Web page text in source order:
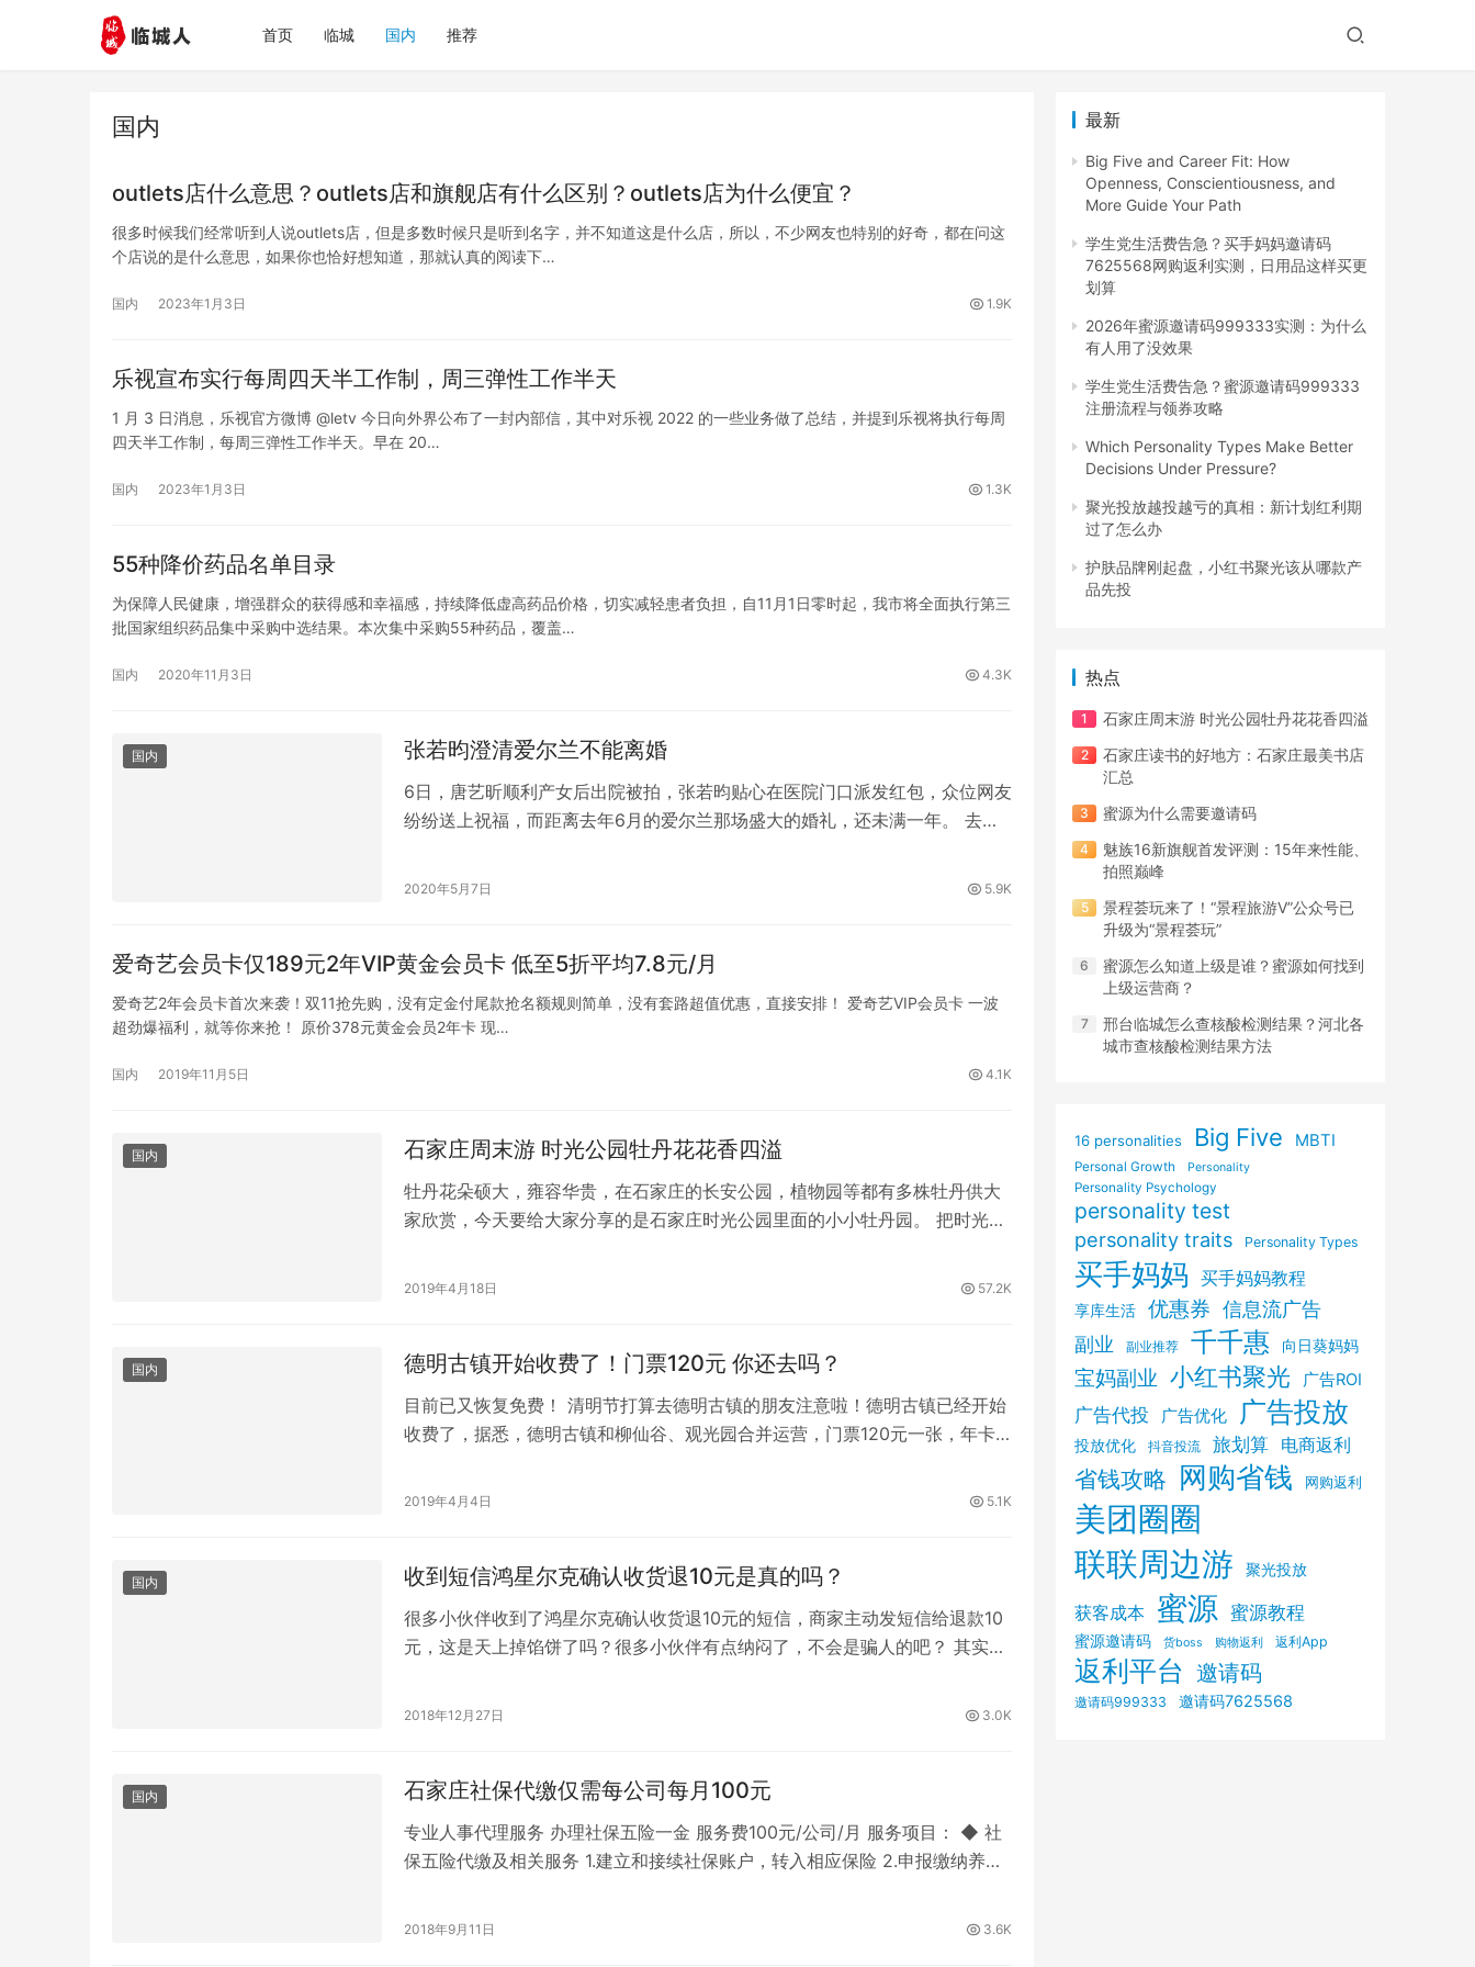
首页 临城 国内 推荐
国内
outlets店什么意思？outlets店和旗舰店有什么区别？outlets店为什么便宜？
很多时候我们经常听到人说outlets店，但是多数时候只是听到名字，并不知道这是什么店，所以，不少网友也特别的好奇，都在问这
个店说的是什么意思，如果你也恰好想知道，那就认真的阅读下…
国内 2023年1月3日 1.9K
乐视宣布实行每周四天半工作制，周三弹性工作半天
1 月 3 日消息，乐视官方微博 @letv 今日向外界公布了一封内部信，其中对乐视 2022 的一些业务做了总结，并提到乐视将执行每周
四天半工作制，每周三弹性工作半天。早在 20…
国内 2023年1月3日 1.3K
55种降价药品名单目录
为保障人民健康，增强群众的获得感和幸福感，持续降低虚高药品价格，切实减轻患者负担，自11月1日零时起，我市将全面执行第三
批国家组织药品集中采购中选结果。本次集中采购55种药品，覆盖…
国内 2020年11月3日 4.3K
国内 张若昀澄清爱尔兰不能离婚
6日，唐艺昕顺利产女后出院被拍，张若昀贴心在医院门口派发红包，众位网友
纷纷送上祝福，而距离去年6月的爱尔兰那场盛大的婚礼，还未满一年。 去年6
2020年5月7日 5.9K
爱奇艺会员卡仅189元2年VIP黄金会员卡 低至5折平均7.8元/月
爱奇艺2年会员卡首次来袭！双11抢先购，没有定金付尾款抢名额规则简单，没有套路超值优惠，直接安排！ 爱奇艺VIP会员卡 一波
超劲爆福利，就等你来抢！ 原价378元黄金会员2年卡 现…
国内 2019年11月5日 4.1K
国内 石家庄周末游 时光公园牡丹花花香四溢
牡丹花朵硕大，雍容华贵，在石家庄的长安公园，植物园等都有多株牡丹供大
家欣赏，今天要给大家分享的是石家庄时光公园里面的小小牡丹园。 把时光公
2019年4月18日 57.2K
国内 德明古镇开始收费了！门票120元 你还去吗？
目前已又恢复免费！ 清明节打算去德明古镇的朋友注意啦！德明古镇已经开始
收费了，据悉，德明古镇和柳仙谷、观光园合并运营，门票120元一张，年卡
2019年4月4日 5.1K
国内 收到短信鸿星尔克确认收货退10元是真的吗？
很多小伙伴收到了鸿星尔克确认收货退10元的短信，商家主动发短信给退款10
元，这是天上掉馅饼了吗？很多小伙伴有点纳闷了，不会是骗人的吧？ 其实这
2018年12月27日 3.0K
国内 石家庄社保代缴仅需每公司每月100元
专业人事代理服务 办理社保五险一金 服务费100元/公司/月 服务项目： ◆ 社
保五险代缴及相关服务 1.建立和接续社保账户，转入相应保险 2.申报缴纳养
2018年9月11日 3.6K
最新
Big Five and Career Fit: How
Openness, Conscientiousness, and
More Guide Your Path
学生党生活费告急？买手妈妈邀请码
7625568网购返利实测，日用品这样买更
划算
2026年蜜源邀请码999333实测：为什么
有人用了没效果
学生党生活费告急？蜜源邀请码999333
注册流程与领券攻略
Which Personality Types Make Better
Decisions Under Pressure?
聚光投放越投越亏的真相：新计划红利期
过了怎么办
护肤品牌刚起盘，小红书聚光该从哪款产
品先投
热点
石家庄周末游 时光公园牡丹花花香四溢
石家庄读书的好地方：石家庄最美书店
汇总
蜜源为什么需要邀请码
魅族16新旗舰首发评测：15年来性能、
拍照巅峰
景程荟玩来了！“景程旅游V”公众号已
升级为“景程荟玩”
蜜源怎么知道上级是谁？蜜源如何找到
上级运营商？
邢台临城怎么查核酸检测结果？河北各
城市查核酸检测结果方法
16 personalities Big Five MBTI
Personal Growth Personality
Personality Psychology
personality test
personality traits Personality Types
买手妈妈 买手妈妈教程
享库生活 优惠券 信息流广告
副业 副业推荐 千千惠 向日葵妈妈
宝妈副业 小红书聚光 广告ROI
广告代投 广告优化 广告投放
投放优化 抖音投流 旅划算 电商返利
省钱攻略 网购省钱 网购返利
美团圈圈
联联周边游
聚光投放
获客成本 蜜源 蜜源教程
蜜源邀请码 货boss 购物返利 返利App
返利平台 邀请码
邀请码999333 邀请码7625568